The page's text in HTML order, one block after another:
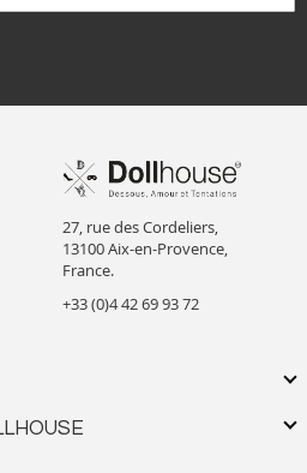
27, rue des Cordeliers,
13100 Aix-en-Provence,
France.
+33 (0)4 42 69 93 72